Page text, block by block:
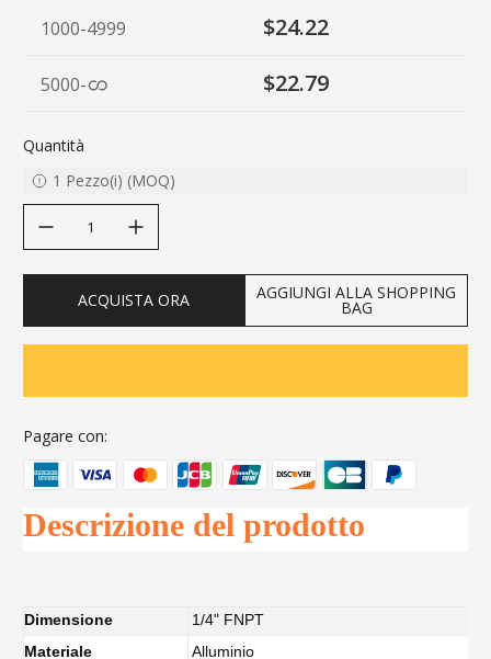
1000-4999 $24.22
5000- $22.79
Quantità
1 Pezzo(i) (MOQ)
ACQUISTA ORA AGGIUNGI ALLA SHOPPING
BAG
Pagare con:
Descrizione del prodotto
Dimensione
1/4" FNPT
Materiale
Alluminio